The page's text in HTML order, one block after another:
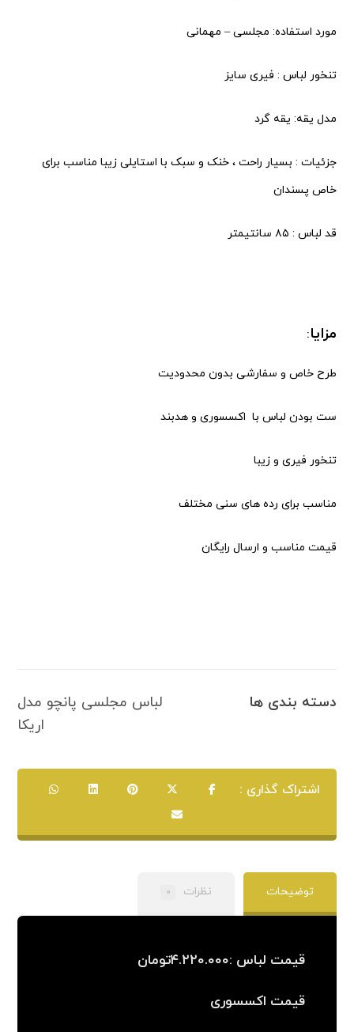
مورد استفاده: مجلسی – مهمانی
تنخور لباس : فیری سایز
مدل یقه: یقه گرد
جزئیات : بسیار راحت ، خنک و سبک با استایلی زیبا مناسب برای
خاص پسندان
قد لباس : ۸۵ سانتیمتر
مزایا:
طرح خاص و سفارشی بدون محدودیت
ست بودن لباس با اکسسوری و هدبند
تنخور فیری و زیبا
مناسب برای رده های سنی مختلف
قیمت مناسب و ارسال رایگان
دسته بندی ها
لباس مجلسی پانچو مدل
اریکا
توضیحات نظرات ۰
قیمت لباس :۴.۲۲۰.۰۰۰تومان
قیمت اکسسوری